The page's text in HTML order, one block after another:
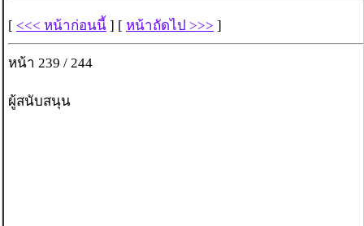
[ <<< หน้าก่อนนี้ ] [ หน้าถัดไป >>> ]
หน้า 239 / 244
ผู้สนับสนุน